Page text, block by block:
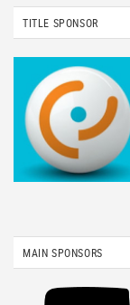
TITLE SPONSOR
MAIN SPONSORS